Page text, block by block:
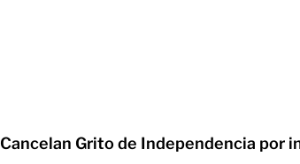
Cancelan Grito de Independencia por